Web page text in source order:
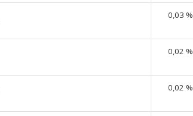
0,03 %
0,02 %
0,02 %